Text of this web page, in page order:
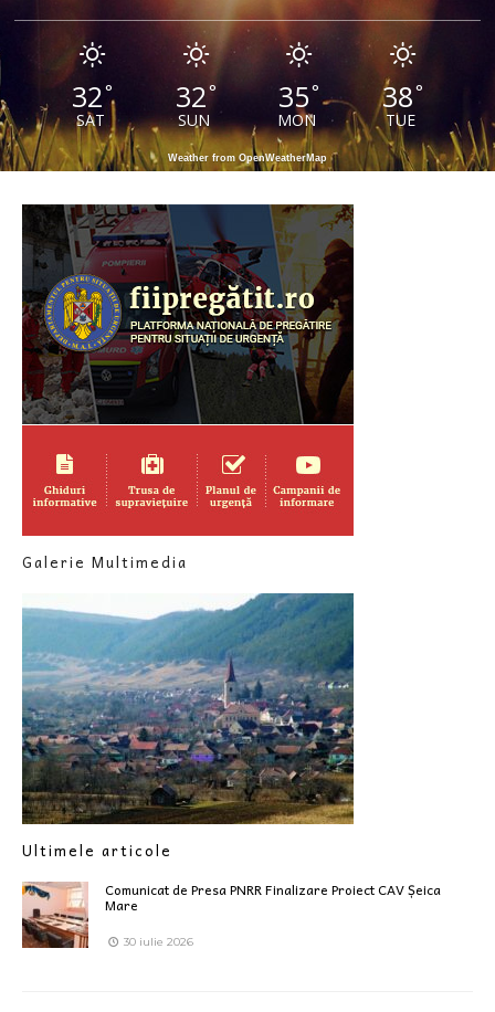
32°
SAT
32°
SUN
35°
MON
38°
TUE
Weather from OpenWeatherMap
Galerie Multimedia
Ultimele articole
Comunicat de Presa PNRR Finalizare Proiect CAV Șeica
Mare
30 iulie 2026